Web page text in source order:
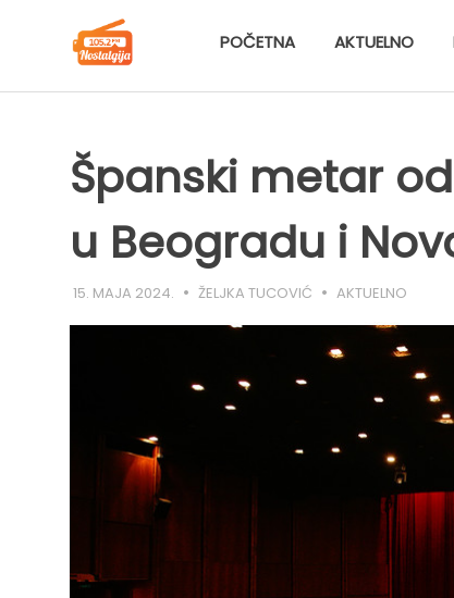
POČETNA AKTUELNO
Španski metar
u Beogradu i
15. MAJA 2024. ŽELJKA TUCOVIĆ AKTUELNO